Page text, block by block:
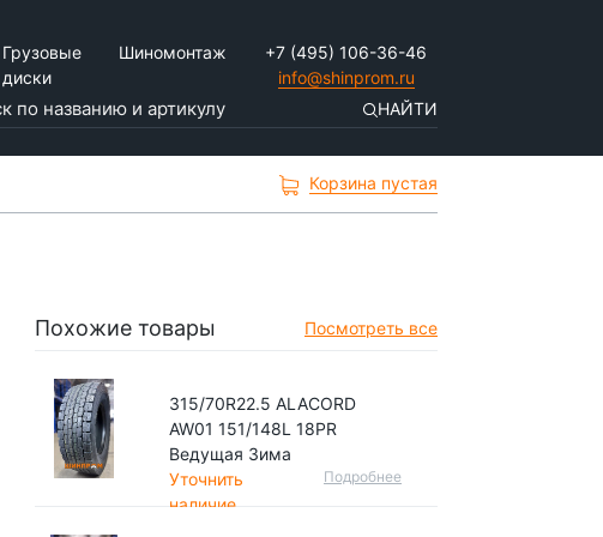
Грузовые
диски
Шиномонтаж
+7 (495) 106-36-46
info@shinprom.ru
НАЙТИ
Корзина пустая
Похожие товары Посмотреть все
315/70R22.5 ALACORD
AW01 151/148L 18PR
Ведущая Зима
Уточнить
наличие
Подробнее